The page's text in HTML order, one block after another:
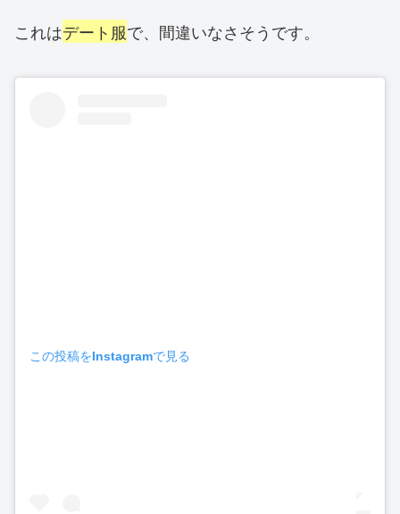
これはデート服で、間違いなさそうです。
この投稿をInstagramで見る